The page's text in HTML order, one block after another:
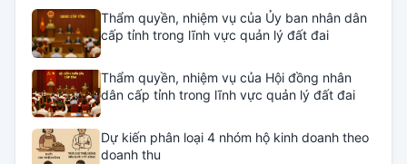
Thẩm quyền, nhiệm vụ của Ủy ban nhân dân
cấp tỉnh trong lĩnh vực quản lý đất đai
Thẩm quyền, nhiệm vụ của Hội đồng nhân
dân cấp tỉnh trong lĩnh vực quản lý đất đai
Dự kiến phân loại 4 nhóm hộ kinh doanh theo
doanh thu